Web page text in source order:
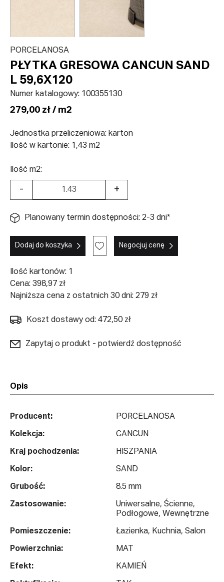
PORCELANOSA
PŁYTKA GRESOWA CANCUN SAND
L 59,6X120
Numer katalogowy: 100355130
279,00 zł / m2
Jednostka przeliczeniowa: karton
Ilość w kartonie: 1,43 m2
Ilość m2:
- +
Planowany termin dostępności: 2-3 dni*
Dodaj do koszyka Negocjuj cenę
Ilość kartonów: 1
Cena: 398,97 zł
Najniższa cena z ostatnich 30 dni: 279 zł
Koszt dostawy od: 472,50 zł
Zapytaj o produkt - potwierdź dostępność
Opis
Producent: PORCELANOSA
Kolekcja: CANCUN
Kraj pochodzenia: HISZPANIA
Kolor: SAND
Grubość: 8.5 mm
Zastosowanie:
Uniwersalne, Ścienne,
Podłogowe, Wewnętrzne
Pomieszczenie: Łazienka, Kuchnia, Salon
Powierzchnia: MAT
Efekt: KAMIEŃ